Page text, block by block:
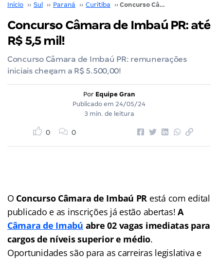
Início ›› Sul ›› Paraná ›› Curitiba ›› Concurso Câmara de Imbaú PR: até R$ 5,5 mil!
Concurso Câmara de Imbaú PR: até
R$ 5,5 mil!
Concurso Câmara de Imbaú PR: remunerações
iniciais chegam a R$ 5.500,00!
Por Equipe Gran
Publicado em 24/05/24
3 min. de leitura
0 0
O Concurso Câmara de Imbaú PR está com edital
publicado e as inscrições já estão abertas!A
Câmara de Imabú abre 02 vagas imediatas para
cargos de níveis superior e médio.
Oportunidades são para as carreiras legislativa e